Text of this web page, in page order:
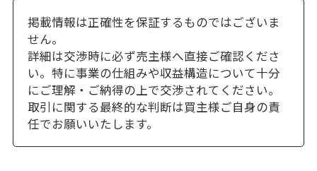
掲載情報は正確性を保証するものではございま
せん。
詳細は交渉時に必ず売主様へ直接ご確認くださ
い。特に事業の仕組みや収益構造について十分
にご理解・ご納得の上で交渉されてください。
取引に関する最終的な判断は買主様ご自身の責
任でお願いいたします。